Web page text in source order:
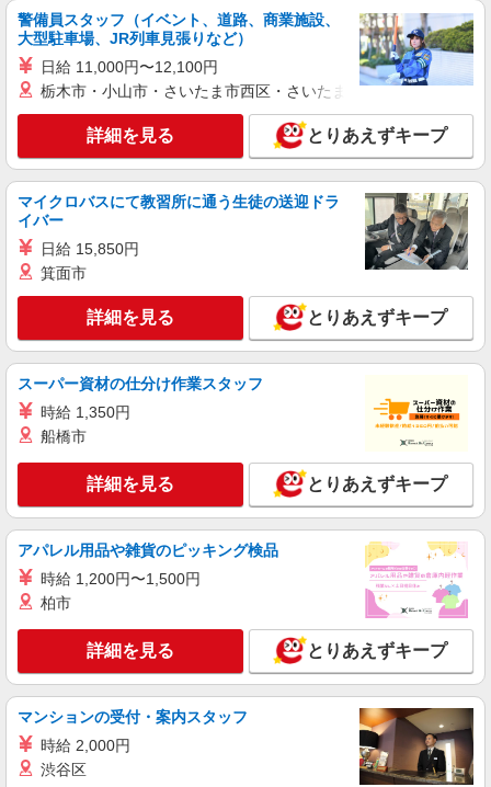
千葉県流山市中61-2
キープ 詳細を見る
生鮮市場TOP 流山セントラルパーク店
スーパーマーケットでの鮮魚スタッフ
＜パート＞ 時給1270円〜／16時以降時給1370
円〜 ★土曜・日曜・祝日は時給100円ＵＰ！
キープ 詳細を見る
パート
マミープラス 西平井店
スーパーマーケットでの惣菜ベーカリースタッ
＜パート＞ 時給1270円〜／16時以降時給1370
円〜 ★土曜・日曜・祝日は時給100円ＵＰ！
千葉県流山市西平井3-1-3
キープ 詳細を見る
パート
マミープラス 西平井店
スーパーマーケットでの鮮魚スタッフ
＜パート＞ 時給1270円〜／16時以降時給1370
円〜 ★土曜・日曜・祝日は時給100円ＵＰ！
千葉県流山市西平井3-1-3
キープ 詳細を見る
警備員スタッフ（イベント、道路、商業施設、
大型駐車場、JR列車見張りなど）
日給 11,000円〜12,100円
栃木市・小山市・さいたま市西区・さいたま市岩槻区・久喜市・
詳細を見る とりあえずキープ
マイクロバスにて教習所に通う生徒の送迎ドラ
イバー
日給 15,850円
箕面市
詳細を見る とりあえずキープ
スーパー資材の仕分け作業スタッフ
時給 1,350円
船橋市
詳細を見る とりあえずキープ
アパレル用品や雑貨のピッキング検品
時給 1,200円〜1,500円
柏市
詳細を見る とりあえずキープ
マンションの受付・案内スタッフ
時給 2,000円
渋谷区